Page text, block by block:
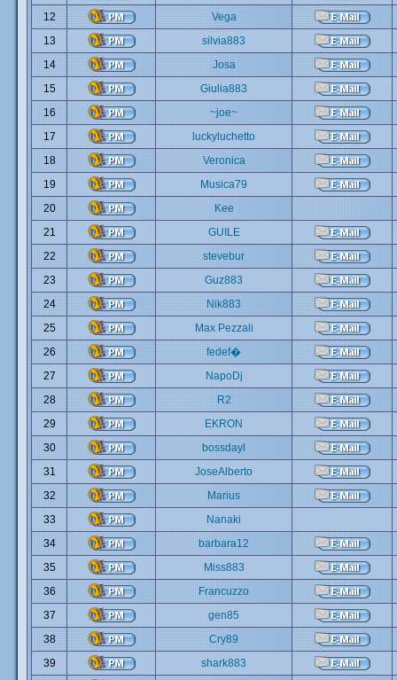
12
Vega
13
silvia883
14
Josa
15
Giulia883
16
~joe~
17
luckyluchetto
18
Veronica
19
Musica79
20
Kee
21
GUILE
22
stevebur
23
Guz883
24
Nik883
25
Max Pezzali
26
fedef�
27
NapoDj
28
R2
29
EKRON
30
bossdayl
31
JoseAlberto
32
Marius
33
Nanaki
34
barbara12
35
Miss883
36
Francuzzo
37
gen85
38
Cry89
39
shark883